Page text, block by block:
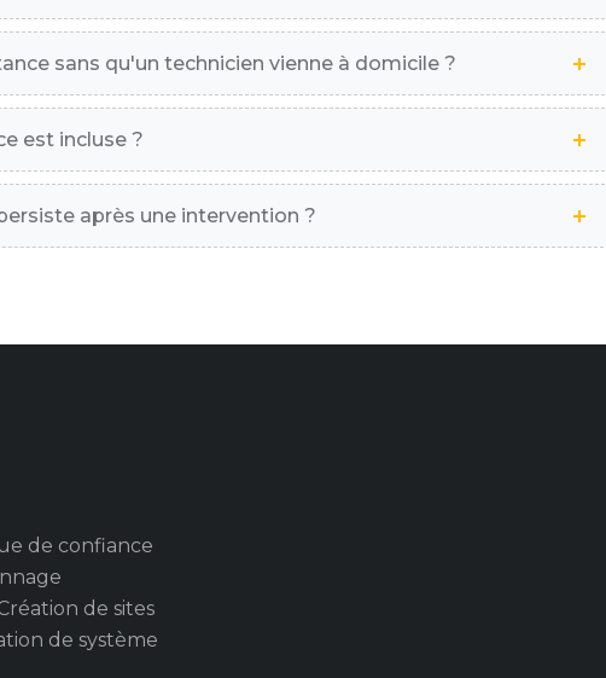
sans qu'un technicien vienne à domicile ?
est incluse ?
après une intervention ?
de confiance
de sites
de système